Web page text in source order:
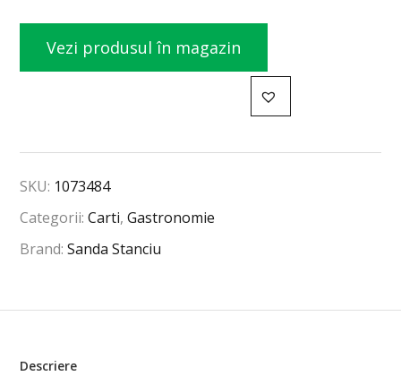
Vezi produsul în magazin
SKU: 1073484
Categorii:Carti,Gastronomie
Brand:Sanda Stanciu
Descriere